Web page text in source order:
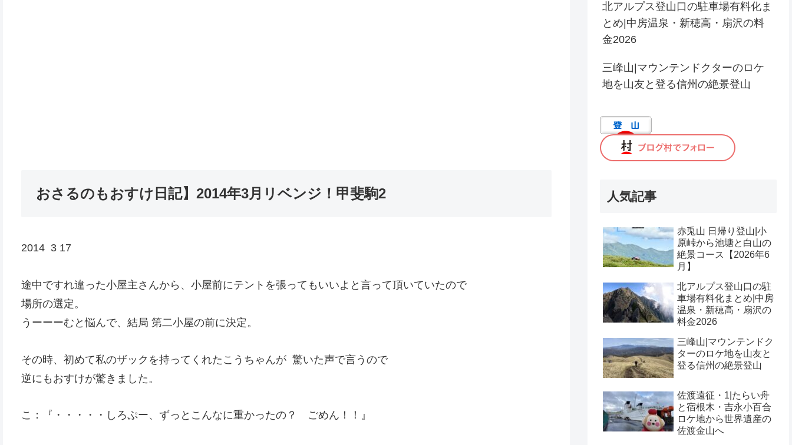
おさるのもおすけ日記】2014年3月リベンジ！甲斐駒2
2014 3 17
途中ですれ違った小屋主さんから、小屋前にテントを張ってもいいよと言って頂いていたので
場所の選定。
うーーーむと悩んで、結局 第二小屋の前に決定。
その時、初めて私のザックを持ってくれたこうちゃんが 驚いた声で言うので
逆にもおすけが驚きました。
こ：『・・・・・しろぷー、ずっとこんなに重かったの？ ごめん！！』
北アルプス登山口の駐車場有料化ま
とめ|中房温泉・新穂高・扇沢の料
金2026
三峰山|マウンテンドクターのロケ
地を山友と登る信州の絶景登山
人気記事
赤兎山 日帰り登山|小
原峠から池塘と白山の
絶景コース【2026年6
月】
北アルプス登山口の駐
車場有料化まとめ|中房
温泉・新穂高・扇沢の
料金2026
三峰山|マウンテンドク
ターのロケ地を山友と
登る信州の絶景登山
佐渡遠征・1|たらい舟
と宿根木・吉永小百合
ロケ地から世界遺産の
佐渡金山へ